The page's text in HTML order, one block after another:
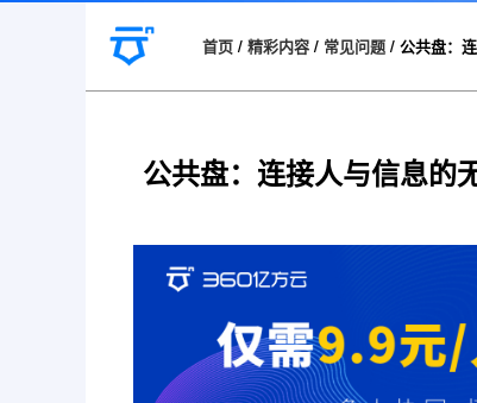
首页 / 精彩内容 / 常见问题 / 公共盘：
公共盘：连接人与信息的